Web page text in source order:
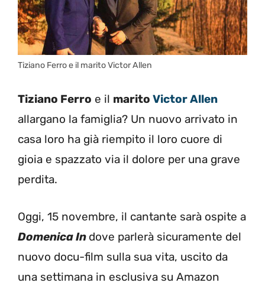
Tiziano Ferro e il marito Victor Allen
Tiziano Ferro e il marito Victor Allen
allargano la famiglia? Un nuovo arrivato in
casa loro ha già riempito il loro cuore di
gioia e spazzato via il dolore per una grave
perdita.
Oggi, 15 novembre, il cantante sarà ospite a
Domenica In dove parlerà sicuramente del
nuovo docu-film sulla sua vita, uscito da
una settimana in esclusiva su Amazon